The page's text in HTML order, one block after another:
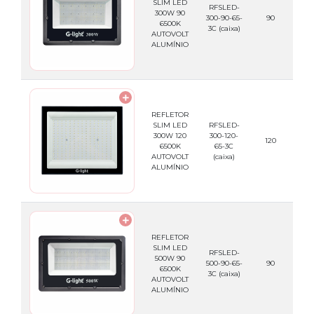
SLIM LED
300W 90
6500K
AUTOVOLT
ALUMÍNIO
RFSLED-
300-90-65-
3C (caixa)
90
REFLETOR
SLIM LED
300W 120
6500K
AUTOVOLT
ALUMÍNIO
RFSLED-
300-120-
65-3C
(caixa)
120
REFLETOR
SLIM LED
500W 90
6500K
AUTOVOLT
ALUMÍNIO
RFSLED-
500-90-65-
3C (caixa)
90